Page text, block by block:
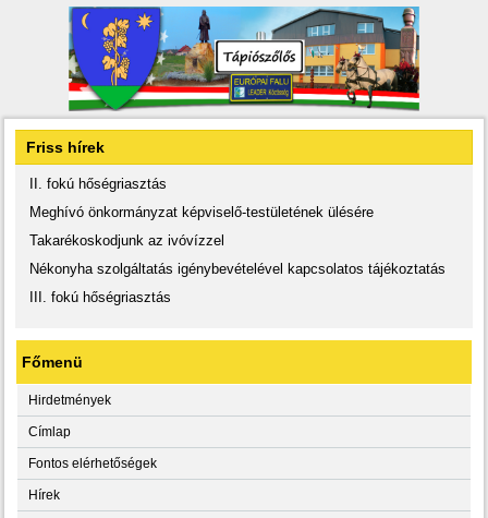
Friss hírek
II. fokú hőségriasztás
Meghívó önkormányzat képviselő-testületének ülésére
Takarékoskodjunk az ivóvízzel
Nékonyha szolgáltatás igénybevételével kapcsolatos tájékoztatás
III. fokú hőségriasztás
Főmenü
Hirdetmények
Címlap
Fontos elérhetőségek
Hírek